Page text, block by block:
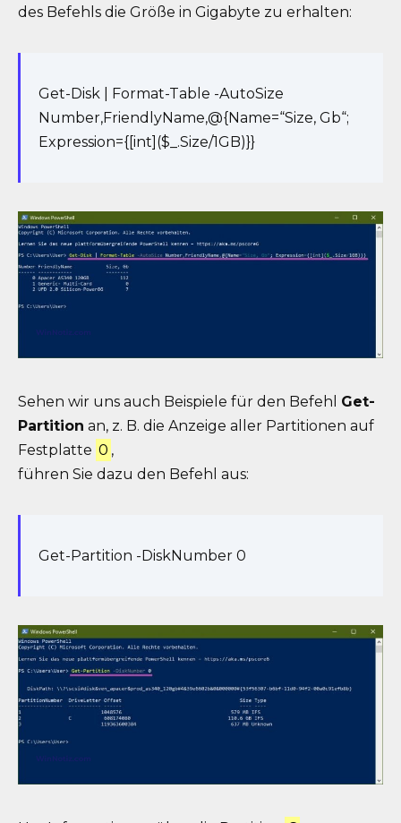
des Befehls die Größe in Gigabyte zu erhalten:
Get-Disk | Format-Table -AutoSize
Number,FriendlyName,@{Name=“Size, Gb“;
Expression={[int]($_.Size/1GB)}}
Sehen wir uns auch Beispiele für den Befehl Get-
Partition an, z. B. die Anzeige aller Partitionen auf
Festplatte 0 ,
führen Sie dazu den Befehl aus:
Get-Partition -DiskNumber 0